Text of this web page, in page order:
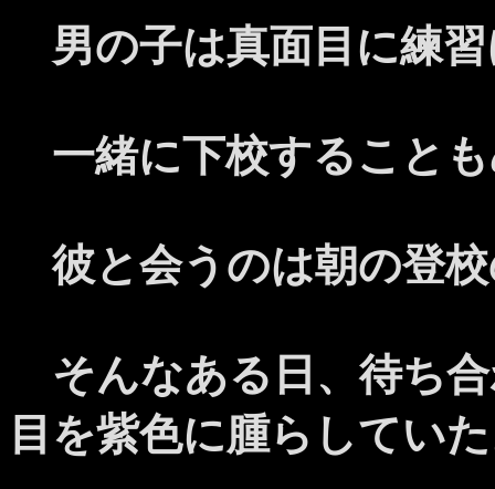
男の子は真面目に練習
一緒に下校すること
彼と会うのは朝の登
そんなある日、待ち
目を紫色に腫らしてい